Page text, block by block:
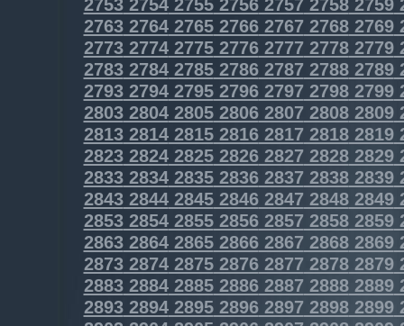
2763276427652766276727682769
2773277427752776277727782779
2783278427852786278727882789
2793279427952796279727982799
2803280428052806280728082809
28132814281528162817 28182819
28232824282528262827 28282829
28332834283528362837 28382839
28432844284528462847 28482849
28532854285528562857 28582859
28632864286528662867 28682869
28732874287528762877 28782879
28832884288528862887 28882889
28932894289528962897 28982899